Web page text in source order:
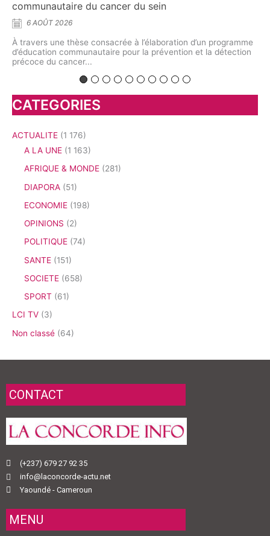
5 AOÛT 2026
À l’Université de Yaoundé I, chercheurs et spécialistes ont
interrogé l’avenir d’une discipline située au croisement de la
biologie végétale,...
CATEGORIES
ACTUALITE (1 176)
A LA UNE (1 163)
AFRIQUE & MONDE (281)
DIAPORA (51)
ECONOMIE (198)
OPINIONS (2)
POLITIQUE (74)
SANTE (151)
SOCIETE (658)
SPORT (61)
LCI TV (3)
Non classé (64)
CONTACT
(+237) 679 27 92 35
info@laconcorde-actu.net
Yaoundé - Cameroun
MENU